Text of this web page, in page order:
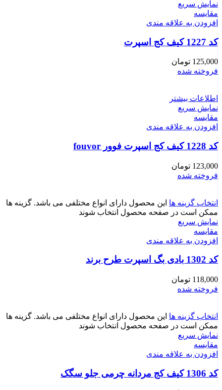
نمایش سریع
مقايسه
افزودن به علاقه مندی
کد 1227 کیف کج اسپرت
125,000 تومان
فروخته شده
اطلاعات بیشتر
نمایش سریع
مقايسه
افزودن به علاقه مندی
کد 1228 کیف کج اسپرت فوور fouvor
123,000 تومان
فروخته شده
انتخاب گزینه ها این محصول دارای انواع مختلفی می باشد. گزینه ها
ممکن است در صفحه محصول انتخاب شوند
نمایش سریع
مقايسه
افزودن به علاقه مندی
کد 1302 بادی بگ اسپرت طرح برند
118,000 تومان
فروخته شده
انتخاب گزینه ها این محصول دارای انواع مختلفی می باشد. گزینه ها
ممکن است در صفحه محصول انتخاب شوند
نمایش سریع
مقايسه
افزودن به علاقه مندی
کد 1306 کیف کج مردانه چرمی جلو سگک